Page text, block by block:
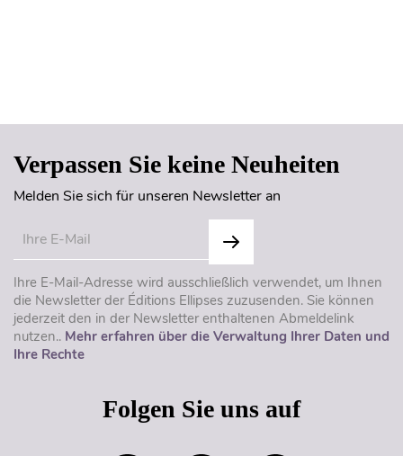
Verpassen Sie keine Neuheiten
Melden Sie sich für unseren Newsletter an
Ihre E-Mail-Adresse wird ausschließlich verwendet, um Ihnen
die Newsletter der Éditions Ellipses zuzusenden. Sie können
jederzeit den in der Newsletter enthaltenen Abmeldelink
nutzen.. Mehr erfahren über die Verwaltung Ihrer Daten und
Ihre Rechte
Folgen Sie uns auf